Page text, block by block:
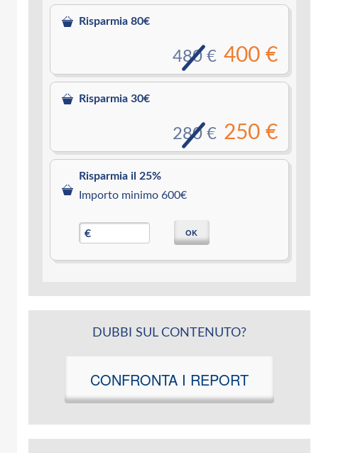
Risparmia 80€
400 €
480 €
Risparmia 30€
250 €
280 €
Risparmia il 25%
Importo minimo 600€
€ OK
DUBBI SUL CONTENUTO?
CONFRONTA I REPORT